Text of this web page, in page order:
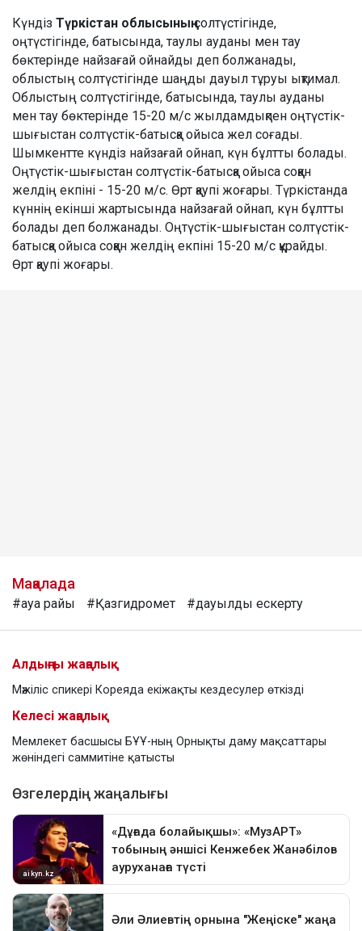
Күндіз Түркістан облысыныңсолтүстігінде,
оңтүстігінде, батысында, таулы ауданы мен тау
бөктерінде найзағай ойнайды деп болжанады,
облыстың солтүстігінде шаңды дауыл тұруы ықтимал.
Облыстың солтүстігінде, батысында, таулы ауданы
мен тау бөктерінде 15-20 м/с жылдамдықпен оңтүстік-
шығыстан солтүстік-батысқа ойыса жел соғады.
Шымкентте күндіз найзағай ойнап, күн бұлтты болады.
Оңтүстік-шығыстан солтүстік-батысқа ойыса соққан
желдің екпіні - 15-20 м/с. Өрт қаупі жоғары. Түркістанда
күннің екінші жартысында найзағай ойнап, күн бұлтты
болады деп болжанады. Оңтүстік-шығыстан солтүстік-
батысқа ойыса соққан желдің екпіні 15-20 м/с құрайды.
Өрт қаупі жоғары.
Мақалада
#ауа райы #Қазгидромет #дауылды ескерту
Алдыңғы жаңалық
Мәжіліс спикері Кореяда екіжақты кездесулер өткізді
Келесі жаңалық
Мемлекет басшысы БҰҰ-ның Орнықты даму мақсаттары
жөніндегі саммитіне қатысты